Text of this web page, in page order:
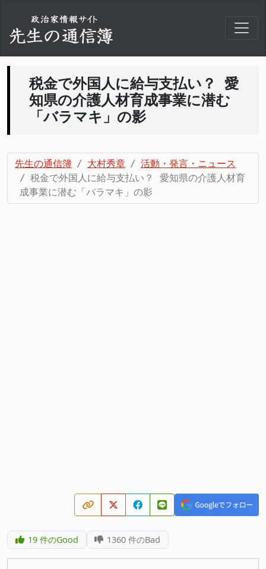
税金で外国人に給与支払い？ 愛
知県の介護人材育成事業に潜む
「バラマキ」の影
先生の通信簿 大村秀章
活動・発言・ニュース
税金で外国人に給与支払い？ 愛知県の介護人材育
成事業に潜む「バラマキ」の影
19件のGood 1360 件のBad